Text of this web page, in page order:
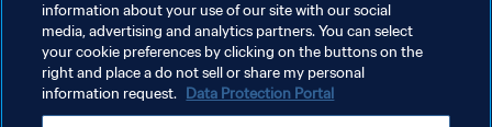
개인정보 보호정책
서비스 약관
information about your use of our site with our social
media, advertising and analytics partners. You can select
your cookie preferences by clicking on the buttons on the
right and place a do not sell or share my personal
information request. Data Protection Portal